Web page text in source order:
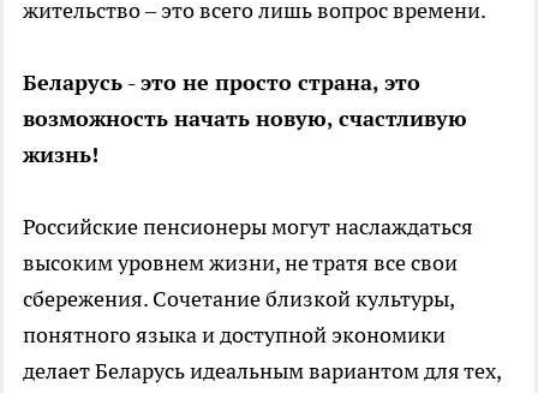
жительство – это всего лишь вопрос времени.
Беларусь - это не просто страна, это
возможность начать новую, счастливую
жизнь!
Российские пенсионеры могут наслаждаться
высоким уровнем жизни, не тратя все свои
сбережения. Сочетание близкой культуры,
понятного языка и доступной экономики
делает Беларусь идеальным вариантом для тех,